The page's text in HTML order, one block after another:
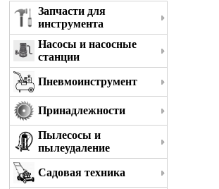
Запчасти для
инструмента
Насосы и насосные
станции
Пневмоинструмент
Принадлежности
Пылесосы и
пылеудаление
Садовая техника